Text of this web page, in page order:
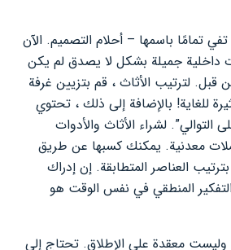
تمامًا باسمها – أحلام التصميم. الآن
داخلية جميلة بشكل لا يصدق لم يكن
قبل. لترتيب الأثاث ، قم بتزيين غرفة
للغاية! بالإضافة إلى ذلك ، تحتوي
التوالي”. لشراء الأثاث والأدوات
معدنية. يمكنك كسبها عن طريق
العناصر المتطابقة. إن إدراك
المنطقي في نفس الوقت هو
وليست معقدة على الإطلاق. تحتاج إلى